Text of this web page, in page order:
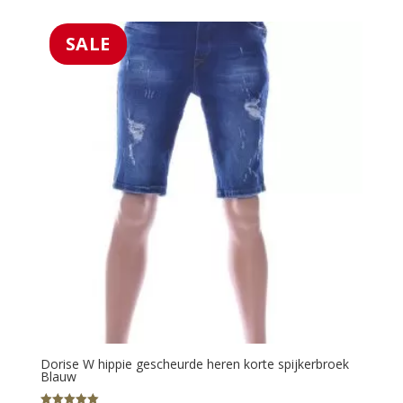
€59.99.€39.99.
SALE
Dorise W hippie gescheurde heren korte spijkerbroek
Blauw